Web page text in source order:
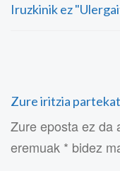
Iruzkinik ez
Zure iritzia
Zure eposta ez da
eremuak * bidez